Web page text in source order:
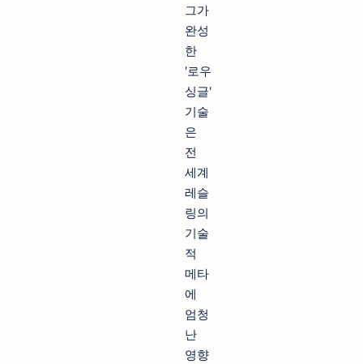
그가
완성
한
'로우
싱글'
기술
은
전
세계
레슬
링의
기술
적
메타
에
엄청
난
영향